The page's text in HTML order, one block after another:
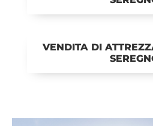
VENDITA DI